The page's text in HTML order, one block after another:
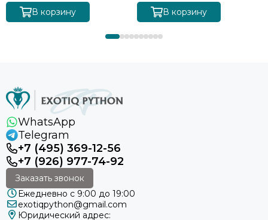
В корзину В корзину
WhatsApp
Telegram
+7 (495) 369-12-56
+7 (926) 977-74-92
Заказать звонок
Ежедневно с 9:00 до 19:00
exotiqpython@gmail.com
Юридический адрес: